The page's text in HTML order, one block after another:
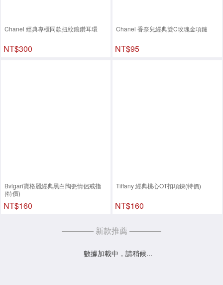
Chanel 經典專櫃同款扭紋鑲鑽耳環
NT$300
Chanel 香奈兒經典雙C玫瑰金項鏈
NT$95
Bvlgari寶格麗經典黑白陶瓷情侶戒指
(特價)
NT$160
Tiffany 經典桃心OT扣項鍊(特價)
NT$160
———— 新款推薦 ————
數據加載中，請稍候...